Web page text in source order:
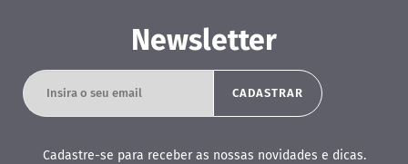
Newsletter
Cadastre-se para receber as nossas novidades e dicas.